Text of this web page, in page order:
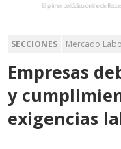
SECCIONES Mercado
Empresas
y
exigencias